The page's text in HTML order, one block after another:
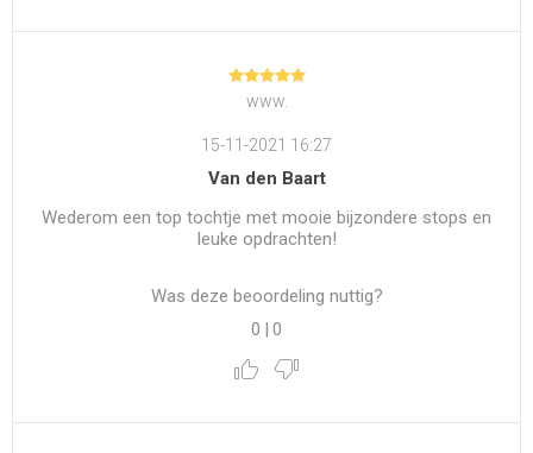
www.
15-11-2021 16:27
Van den Baart
Wederom een top tochtje met mooie bijzondere stops en
leuke opdrachten!
Was deze beoordeling nuttig?
0 | 0